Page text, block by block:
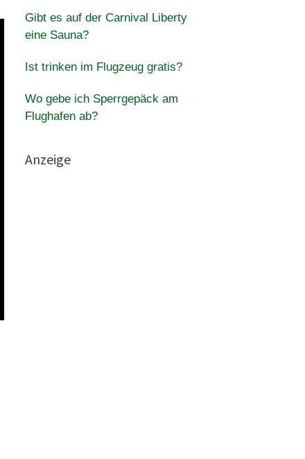
Gibt es auf der Carnival Liberty
eine Sauna?
Ist trinken im Flugzeug gratis?
Wo gebe ich Sperrgepäck am
Flughafen ab?
Anzeige